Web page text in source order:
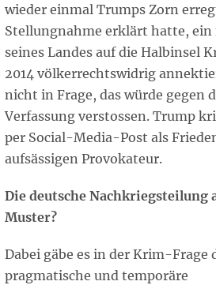
wieder einmal Trumps Zorn
Stellungnahme erklärt hatte,
seines Landes auf die Halbinsel
2014 völkerrechtswidrig
nicht in Frage, das würde gegen
Verfassung verstossen. Trump
per Social-Media-Post als
aufsässigen Provokateur.
Die deutsche Nachkriegsteilung
Muster?
Dabei gäbe es in der Krim-Frage
pragmatische und temporäre